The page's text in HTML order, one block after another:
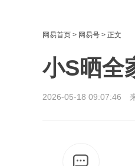
网易首页 > 网易号 > 正文
小S晒全
2026-05-18 09:07:46